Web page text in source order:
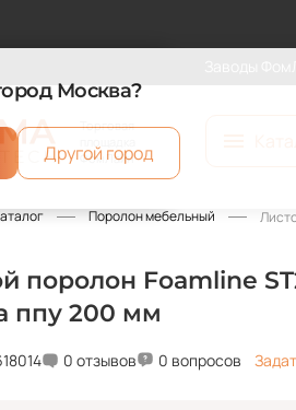
Торговая
ФомЛайн
Поролон мебельный
поролон Foamline
ппу 200 мм
0 отзывов 0 вопросов
Москва?
Другой город